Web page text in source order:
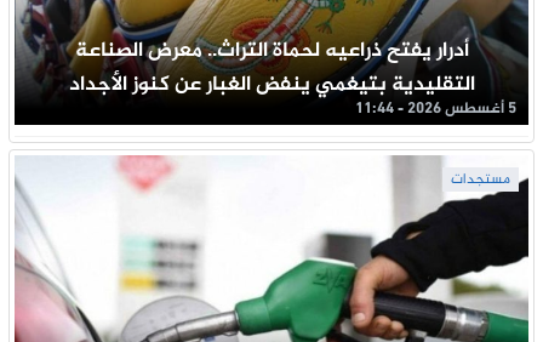
أدرار يفتح ذراعيه لحماة التراث.. معرض الصناعة
التقليدية بتيغمي ينفض الغبار عن كنوز الأجداد
5 أغسطس 2026 - 11:44
مستجدات